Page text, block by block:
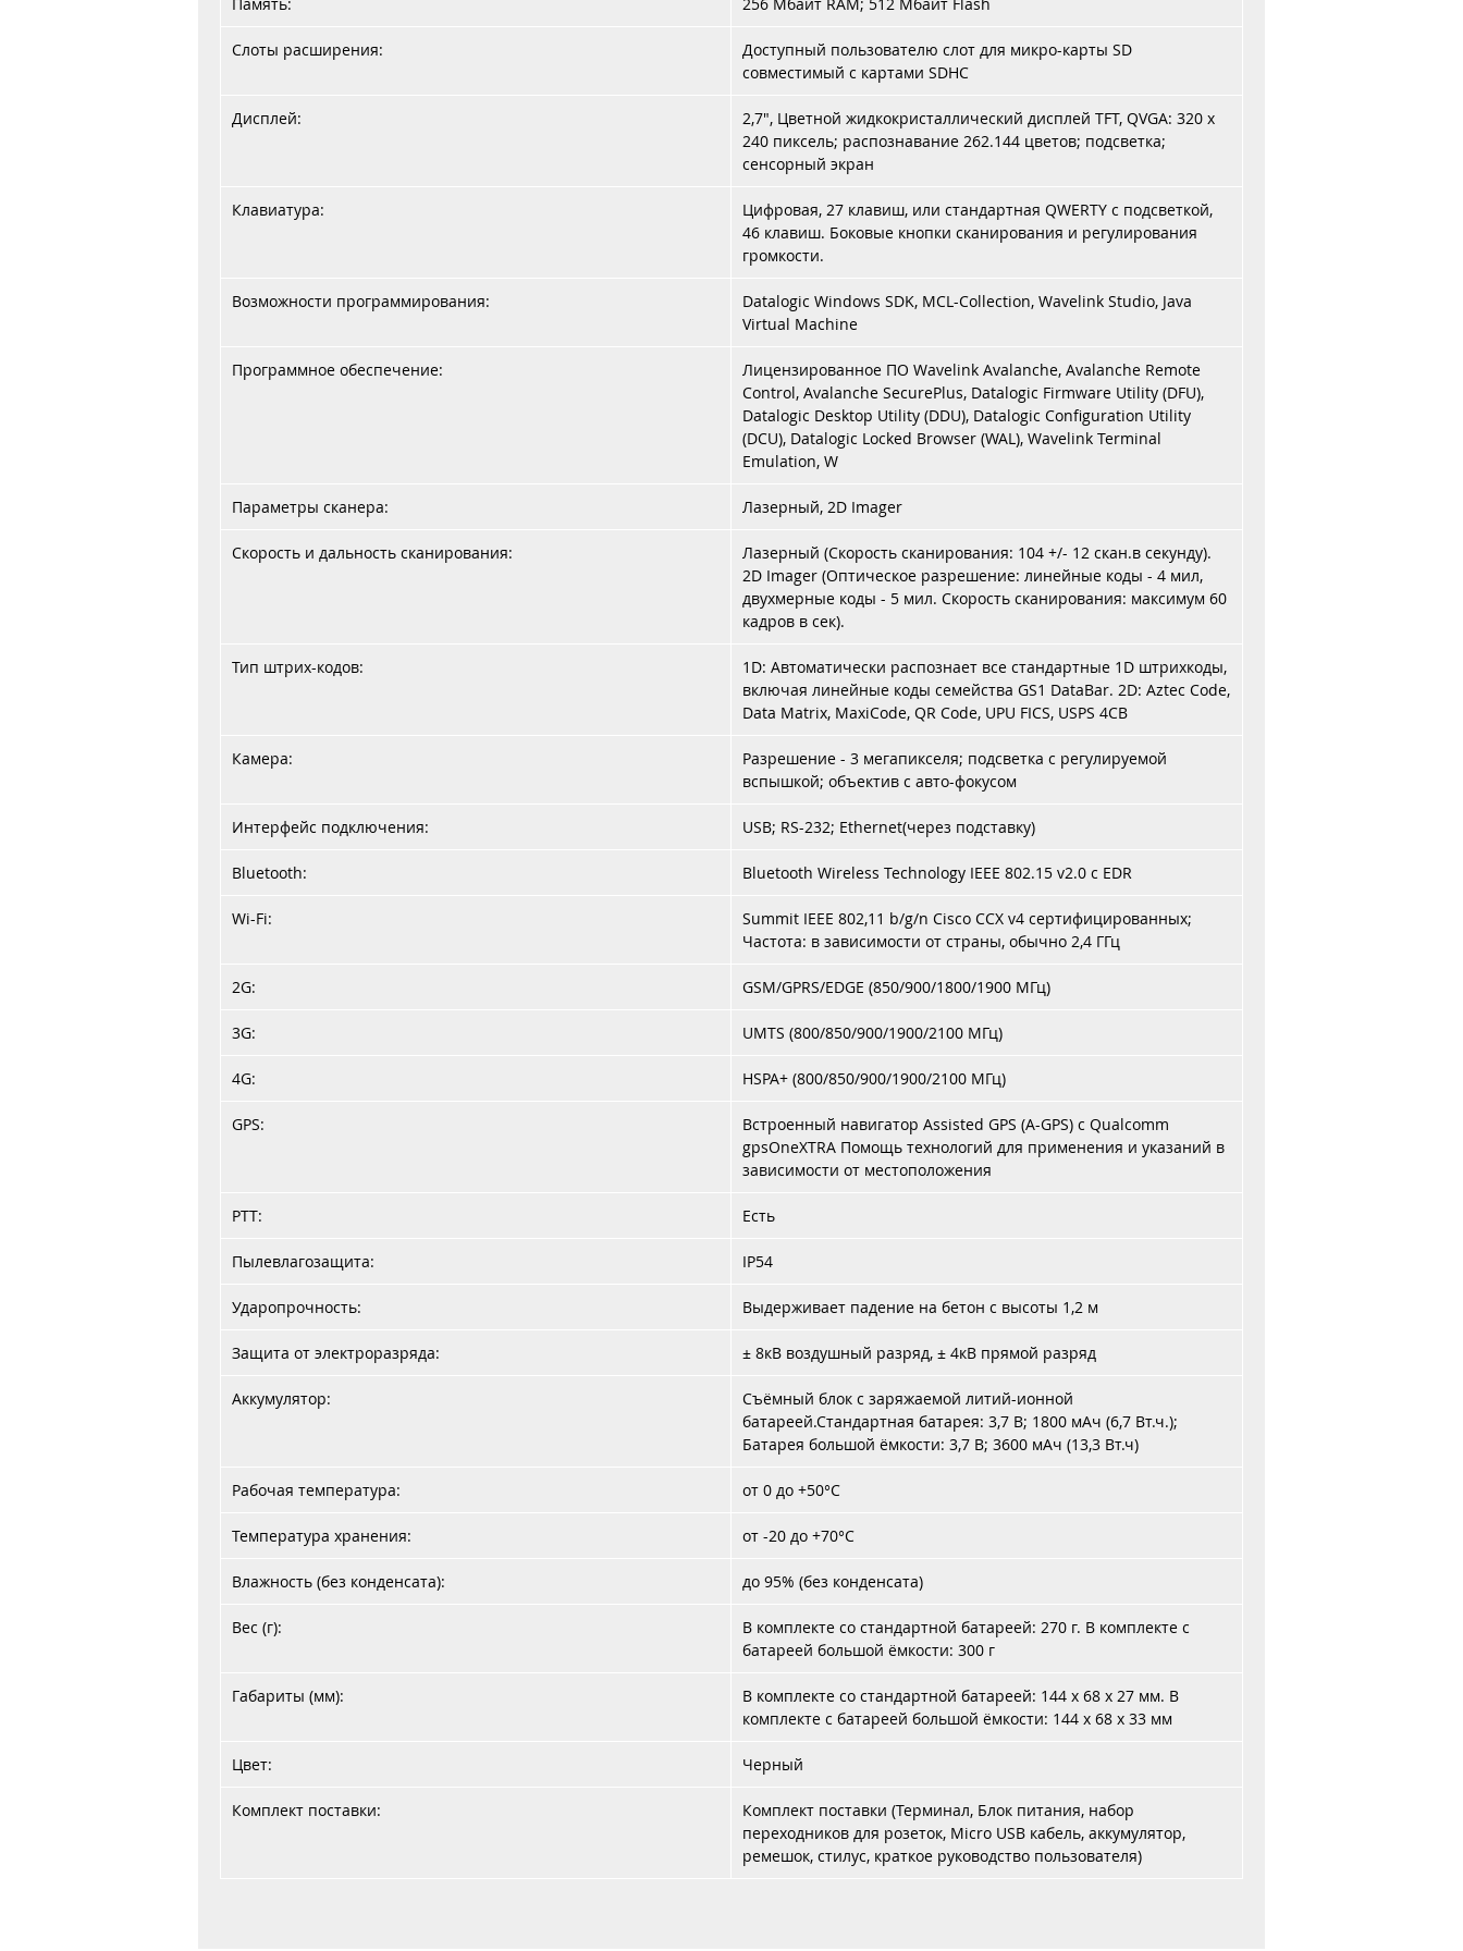
Слоты расширения:
Доступный пользователю слот для микро-карты SD
совместимый с картами SDHC
Дисплей:
2,7", Цветной жидкокристаллический дисплей TFT, QVGA: 320 x
240 пиксель; распознавание 262.144 цветов; подсветка;
сенсорный экран
Клавиатура:
Цифровая, 27 клавиш, или стандартная QWERTY с подсветкой,
46 клавиш. Боковые кнопки сканирования и регулирования
громкости.
Возможности программирования:
Datalogic Windows SDK, MCL-Collection, Wavelink Studio, Java
Virtual Machine
Программное обеспечение:
Лицензированное ПО Wavelink Avalanche, Avalanche Remote
Control, Avalanche SecurePlus, Datalogic Firmware Utility (DFU),
Datalogic Desktop Utility (DDU), Datalogic Configuration Utility
(DCU), Datalogic Locked Browser (WAL), Wavelink Terminal
Emulation, W
Параметры сканера: Лазерный, 2D Imager
Скорость и дальность сканирования:
Лазерный (Скорость сканирования: 104 +/- 12 скан.в секунду).
2D Imager (Оптическое разрешение: линейные коды - 4 мил,
двухмерные коды - 5 мил. Скорость сканирования: максимум 60
кадров в сек).
Тип штрих-кодов:
1D: Автоматически распознает все стандартные 1D штрихкоды,
включая линейные коды семейства GS1 DataBar. 2D: Aztec Code,
Data Matrix, MaxiCode, QR Code, UPU FICS, USPS 4CB
Камера:
Разрешение - 3 мегапикселя; подсветка с регулируемой
вспышкой; объектив с авто-фокусом
Интерфейс подключения: USB; RS-232; Ethernet(через подставку)
Bluetooth: Bluetooth Wireless Technology IEEE 802.15 v2.0 с EDR
Wi-Fi:
Summit IEEE 802,11 b/g/n Cisco CCX v4 сертифицированных;
Частота: в зависимости от страны, обычно 2,4 ГГц
2G: GSM/GPRS/EDGE (850/900/1800/1900 МГц)
3G: UMTS (800/850/900/1900/2100 МГц)
4G: HSPA+ (800/850/900/1900/2100 МГц)
GPS:
Встроенный навигатор Assisted GPS (A-GPS) с Qualcomm
gpsOneXTRA Помощь технологий для применения и указаний в
зависимости от местоположения
PTT: Есть
Пылевлагозащита: IP54
Ударопрочность: Выдерживает падение на бетон с высоты 1,2 м
Защита от электроразряда: ± 8кВ воздушный разряд, ± 4кВ прямой разряд
Аккумулятор:
Съёмный блок с заряжаемой литий-ионной
батареей.Стандартная батарея: 3,7 В; 1800 мАч (6,7 Вт.ч.);
Батарея большой ёмкости: 3,7 В; 3600 мАч (13,3 Вт.ч)
Рабочая температура: от 0 до +50°C
Температура хранения: от -20 до +70°C
Влажность (без конденсата): до 95% (без конденсата)
Вес (г):
В комплекте со стандартной батареей: 270 г. В комплекте с
батареей большой ёмкости: 300 г
Габариты (мм):
В комплекте со стандартной батареей: 144 x 68 x 27 мм. В
комплекте с батареей большой ёмкости: 144 x 68 x 33 мм
Цвет: Черный
Комплект поставки:
Комплект поставки (Терминал, Блок питания, набор
переходников для розеток, Micro USB кабель, аккумулятор,
ремешок, стилус, краткое руководство пользователя)